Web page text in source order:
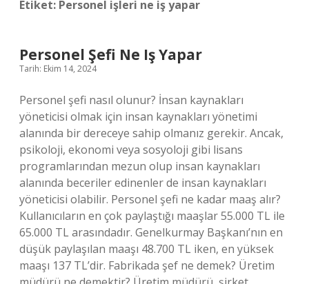
Etiket: Personel işleri ne iş yapar
Personel Şefi Ne Iş Yapar
Tarih: Ekim 14, 2024
Personel şefi nasıl olunur? İnsan kaynakları
yöneticisi olmak için insan kaynakları yönetimi
alanında bir dereceye sahip olmanız gerekir. Ancak,
psikoloji, ekonomi veya sosyoloji gibi lisans
programlarından mezun olup insan kaynakları
alanında beceriler edinenler de insan kaynakları
yöneticisi olabilir. Personel şefi ne kadar maaş alır?
Kullanıcıların en çok paylaştığı maaşlar 55.000 TL ile
65.000 TL arasındadır. Genelkurmay Başkanı’nın en
düşük paylaşılan maaşı 48.700 TL iken, en yüksek
maaşı 137 TL’dir. Fabrikada şef ne demek? Üretim